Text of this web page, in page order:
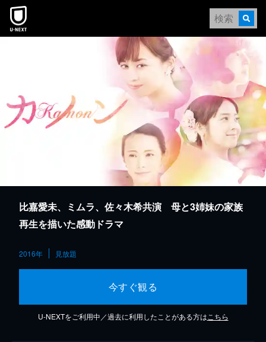
本文へスキップ
比嘉愛未、ミムラ、佐々木希共演 母と3姉妹の家族
再生を描いた感動ドラマ
2016年 見放題
今すぐ観る
U-NEXTをご利用中／過去に利用したことがある方は こちら